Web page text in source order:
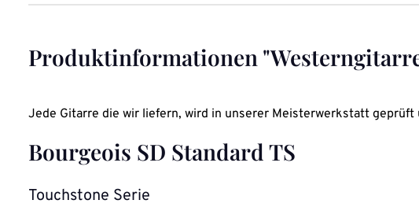
Produktinformationen
Jede Gitarre die wir liefern, wird in unserer Meisterwerkstatt geprüft
Bourgeois SD Standard TS
Touchstone Serie